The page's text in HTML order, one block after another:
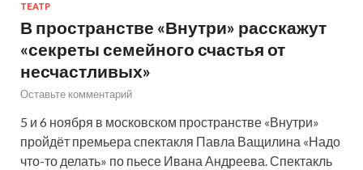
ТЕАТР
В пространстве «Внутри» расскажут
«секреты семейного счастья от
несчастливых»
Оставьте комментарий
5 и 6 ноября в московском пространстве «Внутри»
пройдёт премьера спектакля Павла Ващилина «Надо
что-то делать» по пьесе Ивана Андреева. Спектакль